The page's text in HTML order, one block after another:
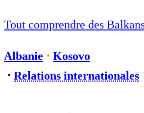
Tout comprendre des
Albanie ⋅ Kosovo
⋅ Relations internationales